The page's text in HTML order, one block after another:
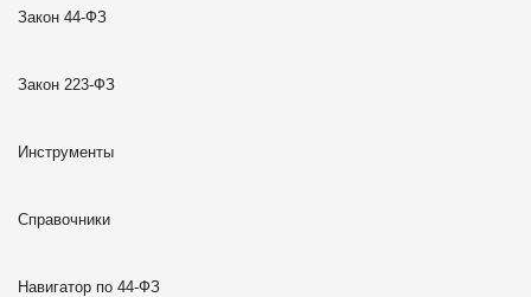
Закон 44-ФЗ
Закон 223-ФЗ
Инструменты
Справочники
Навигатор по 44-ФЗ